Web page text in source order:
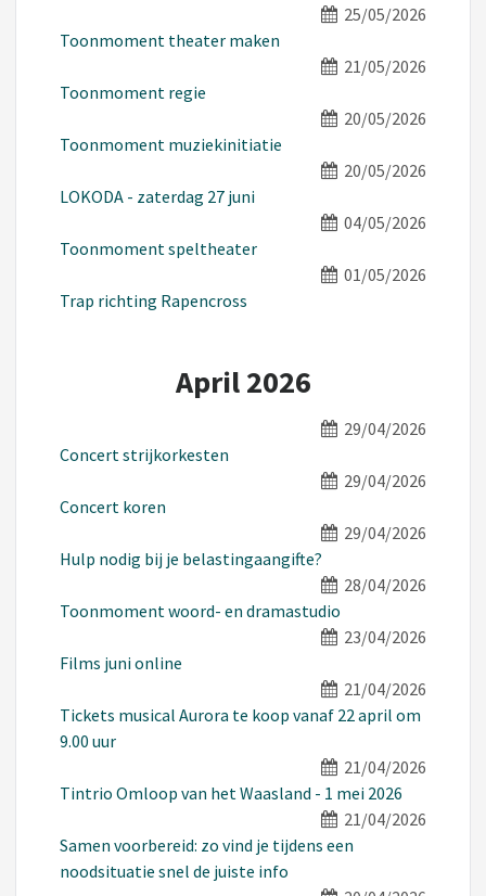
25/05/2026
Toonmoment theater maken
21/05/2026
Toonmoment regie
20/05/2026
Toonmoment muziekinitiatie
20/05/2026
LOKODA - zaterdag 27 juni
04/05/2026
Toonmoment speltheater
01/05/2026
Trap richting Rapencross
April 2026
29/04/2026
Concert strijkorkesten
29/04/2026
Concert koren
29/04/2026
Hulp nodig bij je belastingaangifte?
28/04/2026
Toonmoment woord- en dramastudio
23/04/2026
Films juni online
21/04/2026
Tickets musical Aurora te koop vanaf 22 april om
9.00 uur
21/04/2026
Tintrio Omloop van het Waasland - 1 mei 2026
21/04/2026
Samen voorbereid: zo vind je tijdens een
noodsituatie snel de juiste info